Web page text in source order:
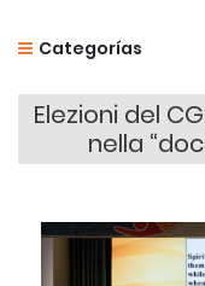
Categorías
Elezioni del
nella